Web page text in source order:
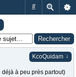
#
KcoQuidam ↓
à peu près partout)